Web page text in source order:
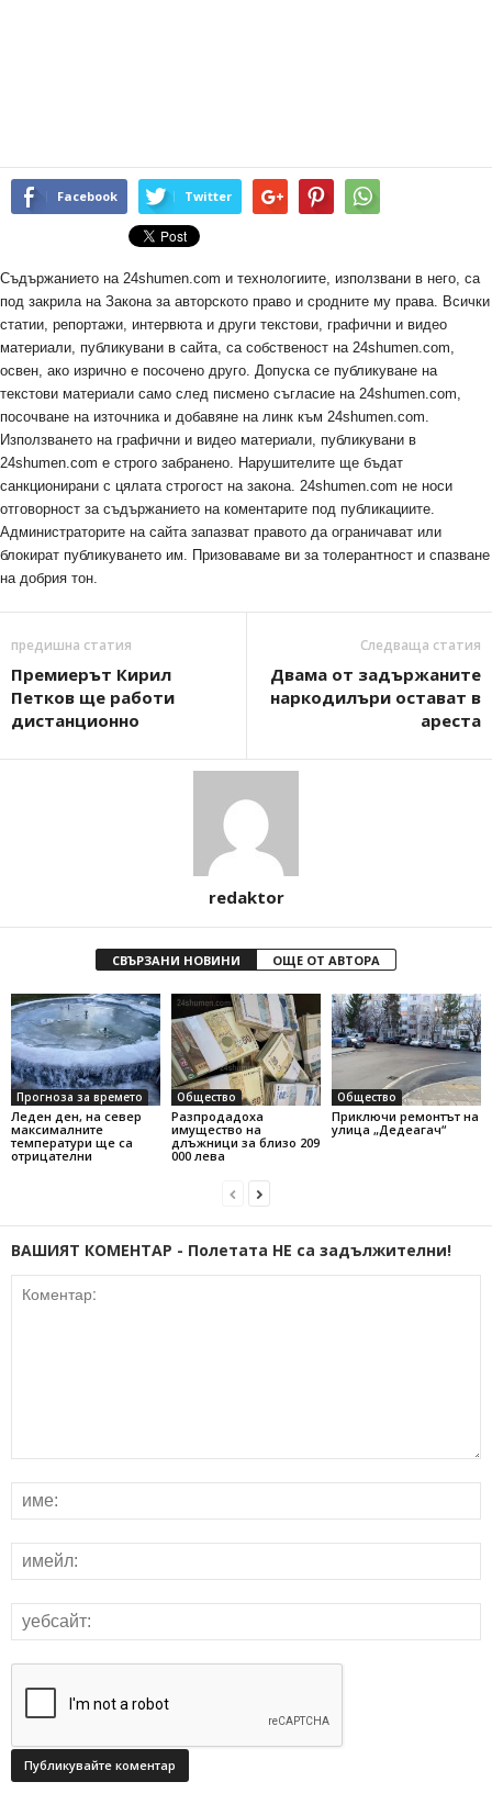
Facebook Twitter
Съдържанието на 24shumen.com и технологиите, използвани в него, са
под закрила на Закона за авторското право и сродните му права. Всички
статии, репортажи, интервюта и други текстови, графични и видео
материали, публикувани в сайта, са собственост на 24shumen.com,
освен, ако изрично е посочено друго. Допуска се публикуване на
текстови материали само след писмено съгласие на 24shumen.com,
посочване на източника и добавяне на линк към 24shumen.com.
Използването на графични и видео материали, публикувани в
24shumen.com е строго забранено. Нарушителите ще бъдат
санкционирани с цялата строгост на закона. 24shumen.com не носи
отговорност за съдържанието на коментарите под публикациите.
Администраторите на сайта запазват правото да ограничават или
блокират публикуването им. Призоваваме ви за толерантност и спазване
на добрия тон.
предишна статия
Премиерът Кирил
Петков ще работи
дистанционно
Следваща статия
Двама от задържаните
наркодилъри остават в
ареста
redaktor
СВЪРЗАНИ НОВИНИ ОЩЕ ОТ АВТОРА
Прогноза за времето
Леден ден, на север
максималните
температури ще са
отрицателни
Общество
Разпродадоха
имущество на
длъжници за близо 209
000 лева
Общество
Приключи ремонтът на
улица „Дедеагач“
ВАШИЯТ КОМЕНТАР - Полетата НЕ са задължителни!